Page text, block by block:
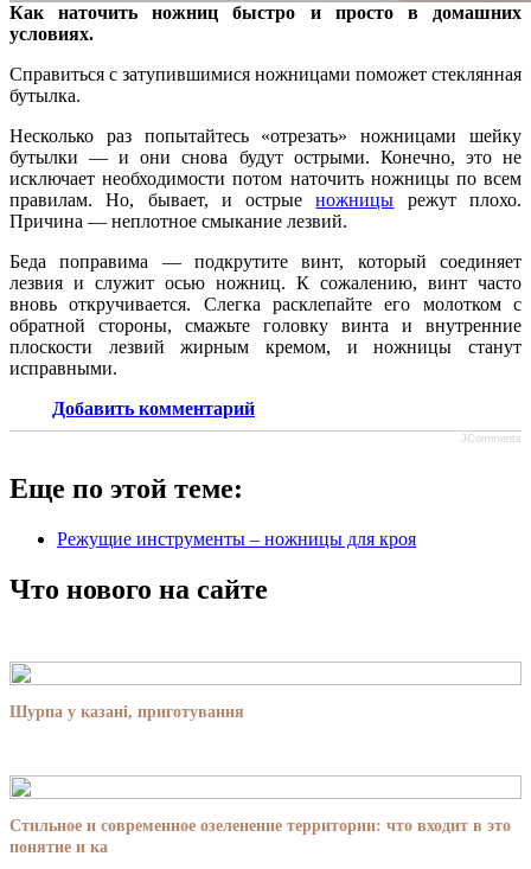
Как наточить ножниц быстро и просто в домашних
условиях.
Справиться с затупившимися ножницами поможет стеклянная
бутылка.
Несколько раз попытайтесь «отрезать» ножницами шейку
бутылки — и они снова будут острыми. Конечно, это не
исключает необходимости потом наточить ножницы по всем
правилам. Но, бывает, и острыеножницы режут плохо.
Причина — неплотное смыкание лезвий.
Беда поправима — подкрутите винт, который соединяет
лезвия и служит осью ножниц. К сожалению, винт часто
вновь откручивается. Слегка расклепайте его молотком с
обратной стороны, смажьте головку винта и внутренние
плоскости лезвий жирным кремом, и ножницы станут
исправными.
Добавить комментарий
JComments
Еще по этой теме:
Режущие инструменты – ножницы для кроя
Что нового на сайте
Шурпа у казані, приготування
Стильное и современное озеленение территории: что входит в это
понятие и ка